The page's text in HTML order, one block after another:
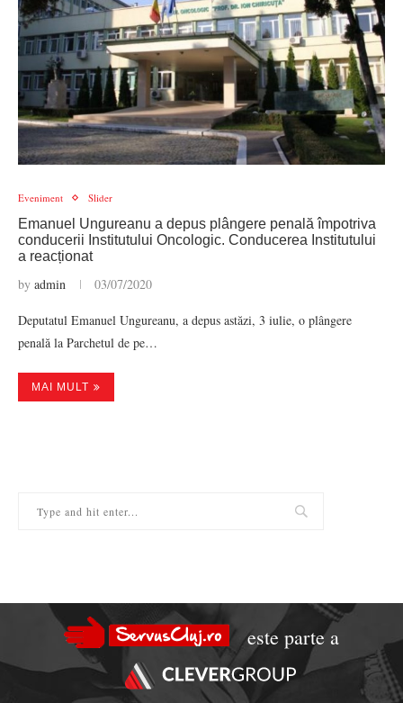
Eveniment Slider
Emanuel Ungureanu a depus plângere penală împotriva
conducerii Institutului Oncologic. Conducerea Institutului
a reacționat
by admin 03/07/2020
Deputatul Emanuel Ungureanu, a depus astăzi, 3 iulie, o plângere
penală la Parchetul de pe…
MAI MULT
este parte a